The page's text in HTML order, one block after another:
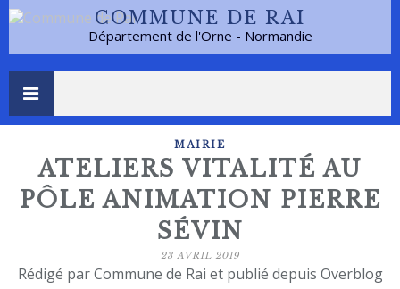
COMMUNE DE RAI
Département de l'Orne - Normandie
MAIRIE
ATELIERS VITALITÉ AU
PÔLE ANIMATION PIERRE
SÉVIN
23 AVRIL 2019
Rédigé par Commune de Rai et publié depuis Overblog